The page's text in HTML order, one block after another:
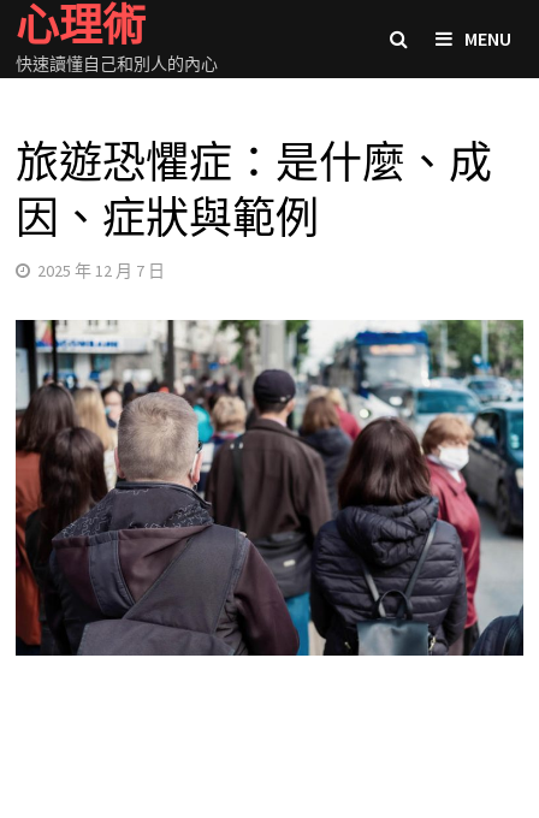
Skip
content
心理術
快速讀懂自己和別人的內心
MENU
旅遊恐懼症：是什麼、成
因、症狀與範例
2025 年 12 月 7 日